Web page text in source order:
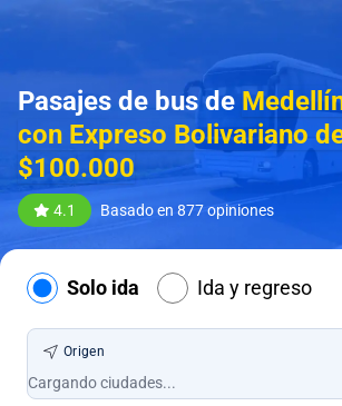
Pasajes de bus de
con Expreso Bolivariano
$100.000
4.1 Basado en 877 opiniones
Solo ida Ida y regreso
Origen